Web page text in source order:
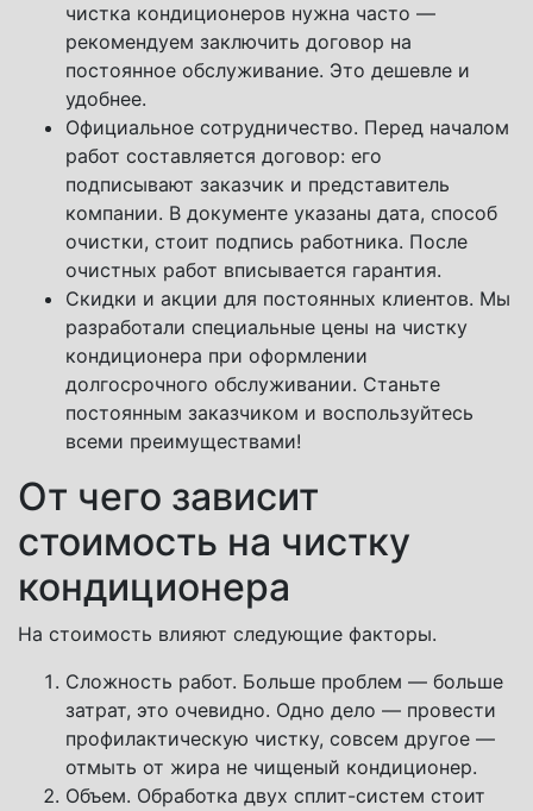
чистка кондиционеров нужна часто —
рекомендуем заключить договор на
постоянное обслуживание. Это дешевле и
удобнее.
Официальное сотрудничество. Перед началом
работ составляется договор: его
подписывают заказчик и представитель
компании. В документе указаны дата, способ
очистки, стоит подпись работника. После
очистных работ вписывается гарантия.
Скидки и акции для постоянных клиентов. Мы
разработали специальные цены на чистку
кондиционера при оформлении
долгосрочного обслуживании. Станьте
постоянным заказчиком и воспользуйтесь
всеми преимуществами!
От чего зависит
стоимость на чистку
кондиционера
На стоимость влияют следующие факторы.
Сложность работ. Больше проблем — больше
затрат, это очевидно. Одно дело — провести
профилактическую чистку, совсем другое —
отмыть от жира не чищеный кондиционер.
Объем. Обработка двух сплит-систем стоит